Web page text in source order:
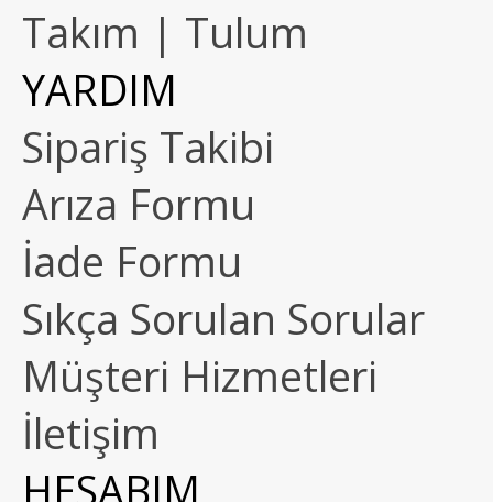
Takım | Tulum
YARDIM
Sipariş Takibi
Arıza Formu
İade Formu
Sıkça Sorulan Sorular
Müşteri Hizmetleri
İletişim
HESABIM